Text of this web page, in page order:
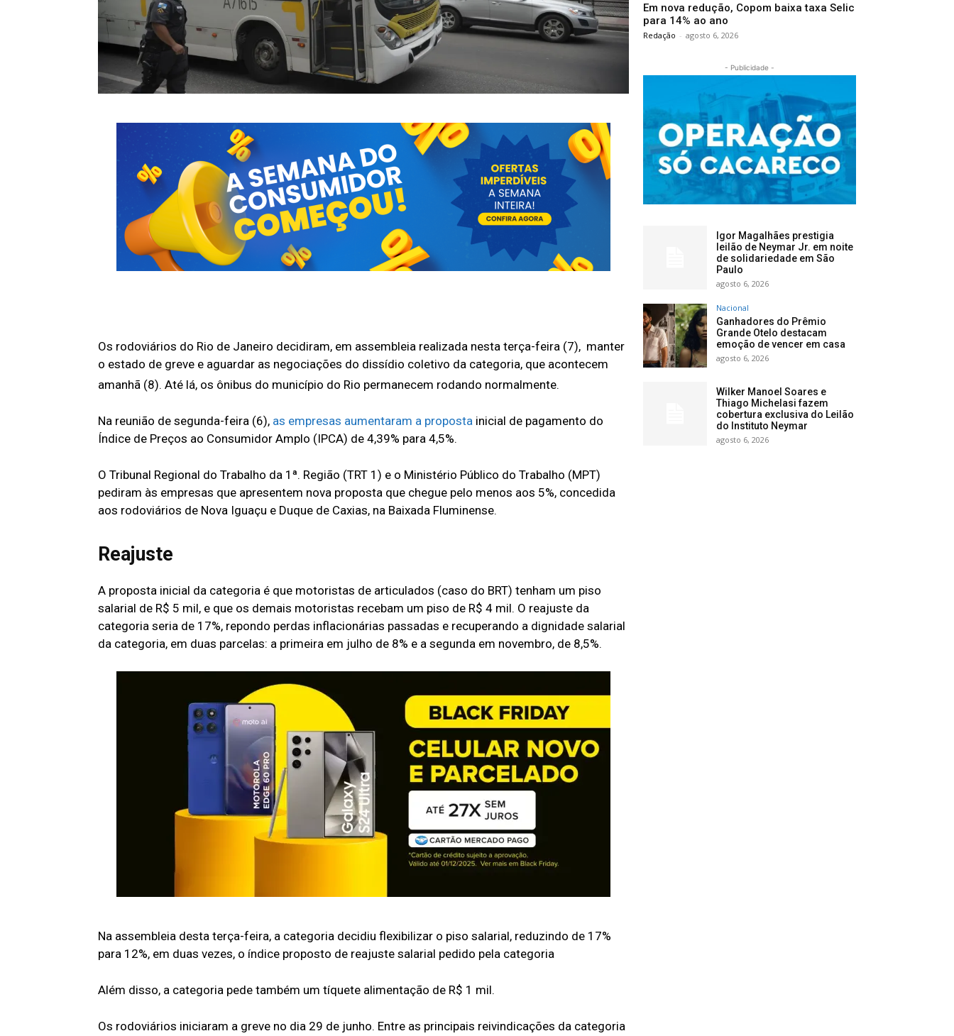
Os rodoviários do Rio de Janeiro decidiram, em assembleia realizada nesta terça-feira (7), manter
o estado de greve e aguardar as negociações do dissídio coletivo da categoria, que acontecem
amanhã (8). Até lá, os ônibus do município do Rio permanecem rodando normalmente.
Na reunião de segunda-feira (6), as empresas aumentaram a proposta inicial de pagamento do
Índice de Preços ao Consumidor Amplo (IPCA) de 4,39% para 4,5%.
O Tribunal Regional do Trabalho da 1ª. Região (TRT 1) e o Ministério Público do Trabalho (MPT)
pediram às empresas que apresentem nova proposta que chegue pelo menos aos 5%, concedida
aos rodoviários de Nova Iguaçu e Duque de Caxias, na Baixada Fluminense.
Reajuste
A proposta inicial da categoria é que motoristas de articulados (caso do BRT) tenham um piso
salarial de R$ 5 mil, e que os demais motoristas recebam um piso de R$ 4 mil. O reajuste da
categoria seria de 17%, repondo perdas inflacionárias passadas e recuperando a dignidade salarial
da categoria, em duas parcelas: a primeira em julho de 8% e a segunda em novembro, de 8,5%.
Na assembleia desta terça-feira, a categoria decidiu flexibilizar o piso salarial, reduzindo de 17%
para 12%, em duas vezes, o índice proposto de reajuste salarial pedido pela categoria
Além disso, a categoria pede também um tíquete alimentação de R$ 1 mil.
Os rodoviários iniciaram a greve no dia 29 de junho. Entre as principais reivindicações da categoria
Em nova redução, Copom baixa taxa Selic
para 14% ao ano
Redação - agosto 6, 2026
- Publicidade -
Igor Magalhães prestigia
leilão de Neymar Jr. em noite
de solidariedade em São
Paulo
agosto 6, 2026
Nacional
Ganhadores do Prêmio
Grande Otelo destacam
emoção de vencer em casa
agosto 6, 2026
Wilker Manoel Soares e
Thiago Michelasi fazem
cobertura exclusiva do Leilão
do Instituto Neymar
agosto 6, 2026